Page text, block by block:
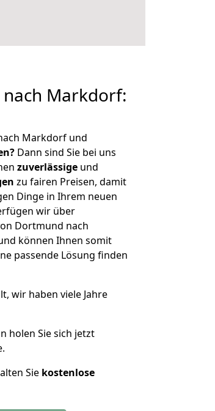
Markdorf:
Markdorf und
Dann sind Sie bei uns
zuverlässige und
zu fairen Preisen, damit
Dinge in Ihrem neuen
wir über
Dortmund nach
können Ihnen somit
passende Lösung finden
wir haben viele Jahre
holen Sie sich jetzt
Sie kostenlose